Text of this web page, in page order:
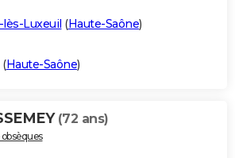
Luxeuil (Haute-Saône)
(Haute-Saône)
(72 ans)